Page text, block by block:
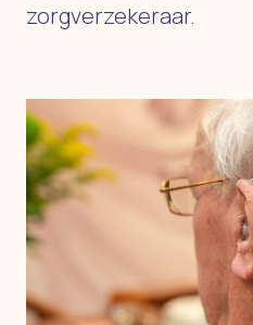
zorgverzekeraar.